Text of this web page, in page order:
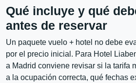
Qué incluye y qué
antes de reservar
Un paquete vuelo + hotel no debe
por el precio inicial. Para Hotel
a Madrid conviene revisar si la tarifa
a la ocupación correcta, qué fechas